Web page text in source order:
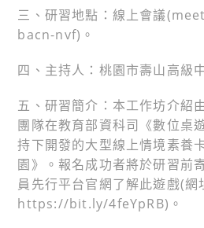
三、研習地點：線上會議
bacn-nvf)。
四、主持人：桃園市壽山高級
五、研習簡介：本工作坊介紹
團隊在教育部資科司《數位桌
持下開發的大型線上情境素養
園》。報名成功者將於研習前
員先行平台官網了解此遊戲(網
https://bit.ly/4feYpRB)。